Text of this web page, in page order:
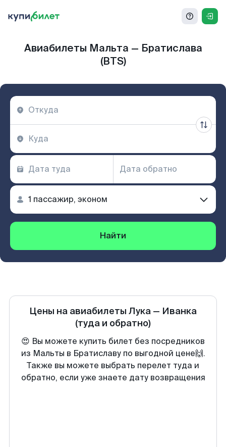
Авиабилеты Мальта — Братислава
(BTS)
Найти
Цены на авиабилеты Лука — Иванка
(туда и обратно)
😍 Вы можете купить билет без посредников
из Мальты в Братиславу по выгодной цене🙌.
Также вы можете выбрать перелет туда и
обратно, если уже знаете дату возвращения